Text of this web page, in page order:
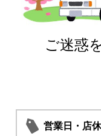
ご迷惑を
ご理解
営業日・店